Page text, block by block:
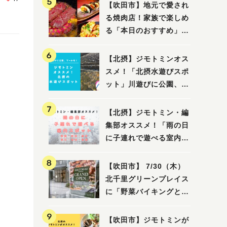
【吹田市】地元で愛され
る焼肉店！家族で楽しめ
る「本日のおすすめ」で
【北摂】ジモトミンオス
スメ！「北摂水遊びスポ
ット」川遊びに公園、プ
吹田・茨木・高槻）
【北摂】ジモトミン・編
集部オススメ！「雨の日
に子連れで遊べる室内ス
箕面・吹田・豊中・茨
木・池田）
【吹田市】 7/30（木）
北千里グリーンプレイス
に「野菜バイキングと飲
里店」がオープン予定！
【吹田市】ジモトミンが